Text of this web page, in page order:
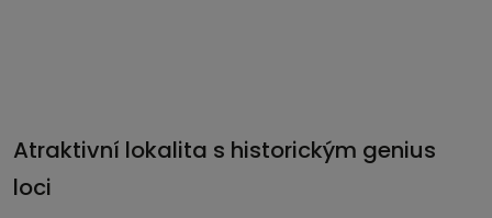
Atraktivní lokalita s historickým genius
loci